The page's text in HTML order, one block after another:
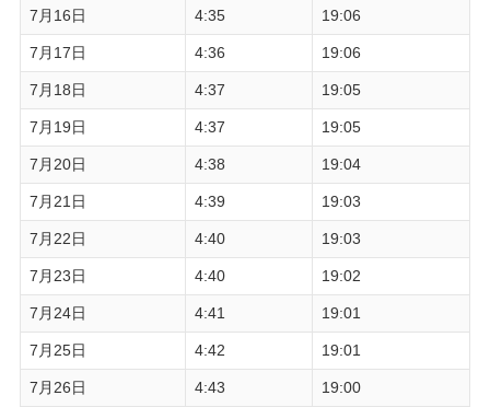
7月16日 4:35 19:06
7月17日 4:36 19:06
7月18日 4:37 19:05
7月19日 4:37 19:05
7月20日 4:38 19:04
7月21日 4:39 19:03
7月22日 4:40 19:03
7月23日 4:40 19:02
7月24日 4:41 19:01
7月25日 4:42 19:01
7月26日 4:43 19:00